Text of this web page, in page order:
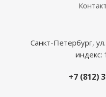
Санкт-Петербург,
индекс:
+7 (812)